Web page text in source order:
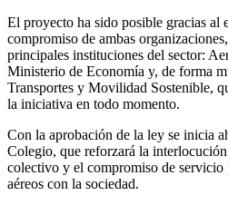
El proyecto ha sido posible gracias al
compromiso de ambas
principales instituciones del sector:
Ministerio de Economía y, de forma
Transportes y Movilidad Sostenible,
la iniciativa en todo momento.
Con la aprobación de la ley se inicia
Colegio, que reforzará la
colectivo y el compromiso de
aéreos con la sociedad.